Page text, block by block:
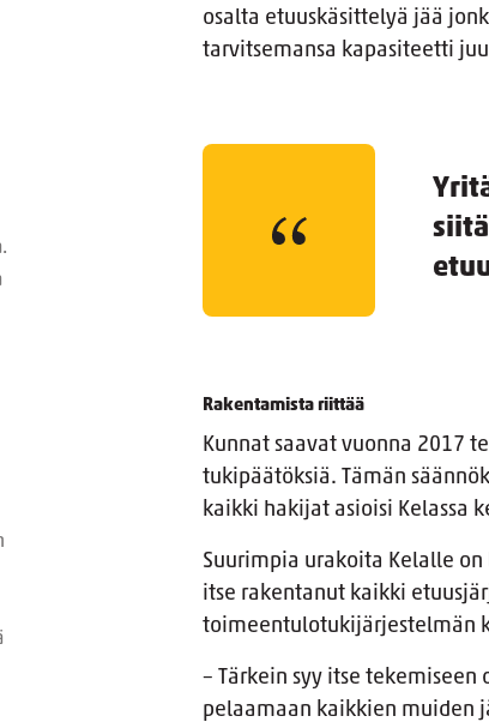
osalta etuuskäsittelyä jää
tarvitsemansa kapasiteetti
Rakentamista riittää
Kunnat saavat vuonna 2017
tukipäätöksiä. Tämän
kaikki hakijat asioisi Kelassa
Suurimpia urakoita Kelalle
itse rakentanut kaikki
toimeentulotukijärjestelmän
– Tärkein syy itse
pelaamaan kaikkien muiden